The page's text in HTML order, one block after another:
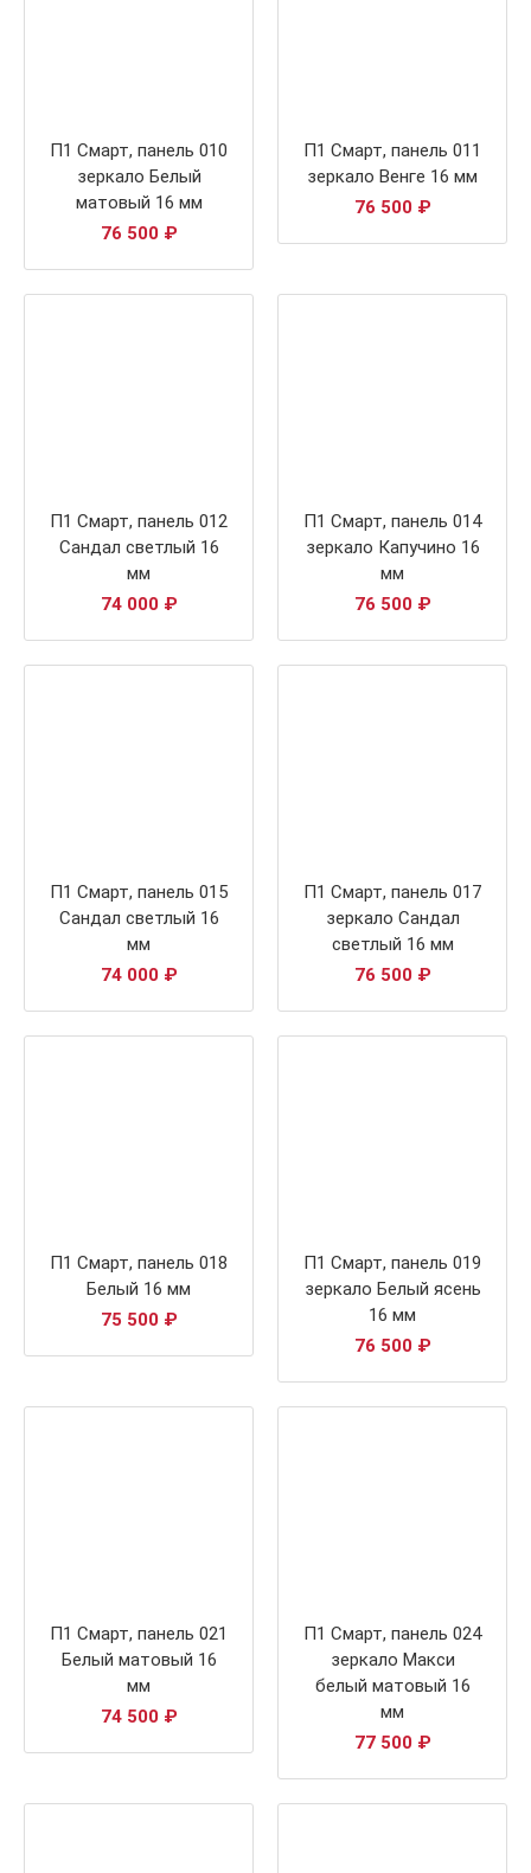
П1 Смарт, панель 010
зеркало Белый
матовый 16 мм
76 500 ₽
П1 Смарт, панель 011
зеркало Венге 16 мм
76 500 ₽
П1 Смарт, панель 012
Сандал светлый 16
мм
74 000 ₽
П1 Смарт, панель 014
зеркало Капучино 16
мм
76 500 ₽
П1 Смарт, панель 015
Сандал светлый 16
мм
74 000 ₽
П1 Смарт, панель 017
зеркало Сандал
светлый 16 мм
76 500 ₽
П1 Смарт, панель 018
Белый 16 мм
75 500 ₽
П1 Смарт, панель 019
зеркало Белый ясень
16 мм
76 500 ₽
П1 Смарт, панель 021
Белый матовый 16
мм
74 500 ₽
П1 Смарт, панель 024
зеркало Макси
белый матовый 16
мм
77 500 ₽